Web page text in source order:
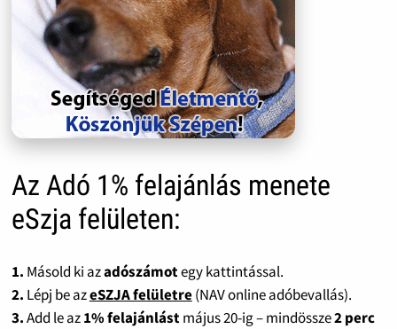
Az Adó 1% felajánlás menete
eSzja felületen:
1. Másold ki azadószámotegy kattintással.
2. Lépj be azeSZJA felületre(NAV online adóbevallás).
3.Add le az1% felajánlástmájus 20-ig – mindössze2 perc